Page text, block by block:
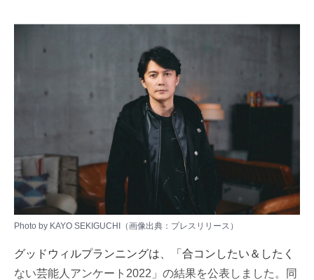
Photo by KAYO SEKIGUCHI（画像出典： プレスリリース ）
グッドウィルプランニングは、「合コンしたい＆したく
ない芸能人アンケート2022」の結果を公表しました。同